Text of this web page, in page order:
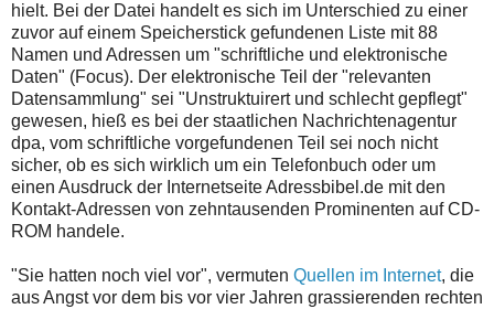
hielt. Bei der Datei handelt es sich im Unterschied zu einer
zuvor auf einem Speicherstick gefundenen Liste mit 88
Namen und Adressen um "schriftliche und elektronische
Daten" (Focus). Der elektronische Teil der "relevanten
Datensammlung" sei "Unstruktuirert und schlecht gepflegt"
gewesen, hieß es bei der staatlichen Nachrichtenagentur
dpa, vom schriftliche vorgefundenen Teil sei noch nicht
sicher, ob es sich wirklich um ein Telefonbuch oder um
einen Ausdruck der Internetseite Adressbibel.de mit den
Kontakt-Adressen von zehntausenden Prominenten auf CD-
ROM handele.
"Sie hatten noch viel vor", vermuten Quellen im Internet, die
aus Angst vor dem bis vor vier Jahren grassierenden rechten